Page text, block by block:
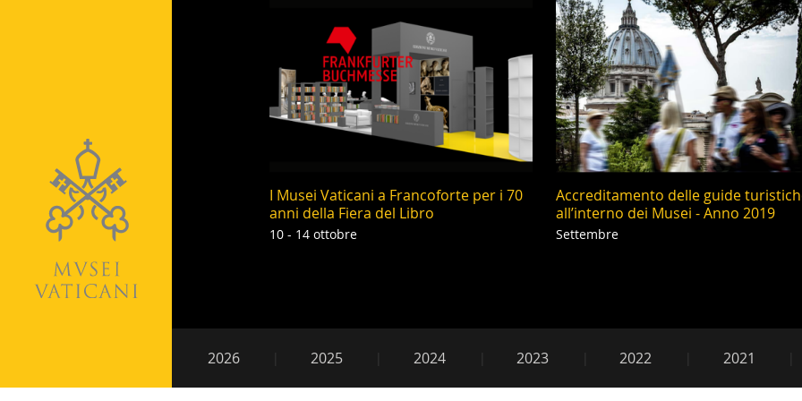
I Musei Vaticani a Francoforte per i 70
anni della Fiera del Libro
10 - 14 ottobre
Accreditamento delle guide
all’interno dei Musei - Anno 2019
Settembre
secondaria
2026 2025 2024 2023 2022 2021